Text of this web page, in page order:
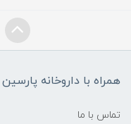
همراه با داروخانه پارسین
تماس با ما